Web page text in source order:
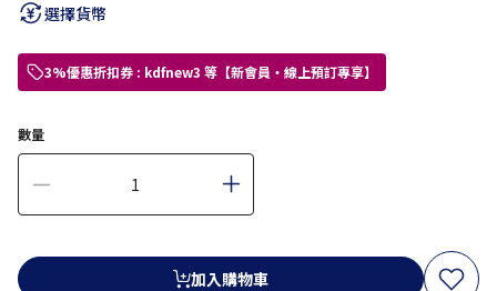
選擇貨幣
3%優惠折扣券 : kdfnew3 等【新會員・線上預訂專享】
數量
加入購物車